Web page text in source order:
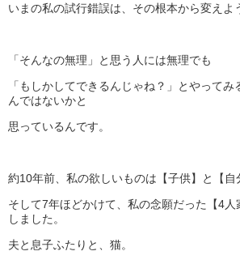
いまの私の試行錯誤は、その根本から変えよ
「そんなの無理」と思う人には無理でも
「もしかしてできるんじゃね？」とやってみ
んではないかと
思っているんです。
約10年前、私の欲しいものは【子供】と【自
そして7年ほどかけて、私の念願だった【4
しました。
夫と息子ふたりと、猫。